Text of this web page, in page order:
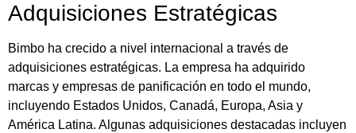
Adquisiciones Estratégicas
Bimbo ha crecido a nivel internacional a través de
adquisiciones estratégicas. La empresa ha adquirido
marcas y empresas de panificación en todo el mundo,
incluyendo Estados Unidos, Canadá, Europa, Asia y
América Latina. Algunas adquisiciones destacadas incluyen